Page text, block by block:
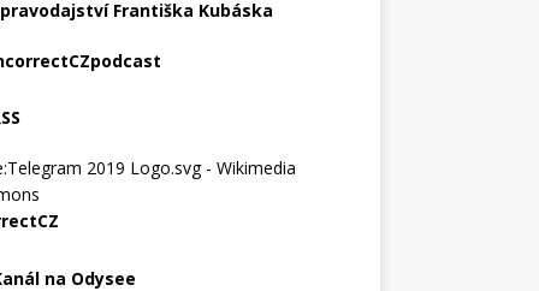
Františka Kubáska
na Odysee